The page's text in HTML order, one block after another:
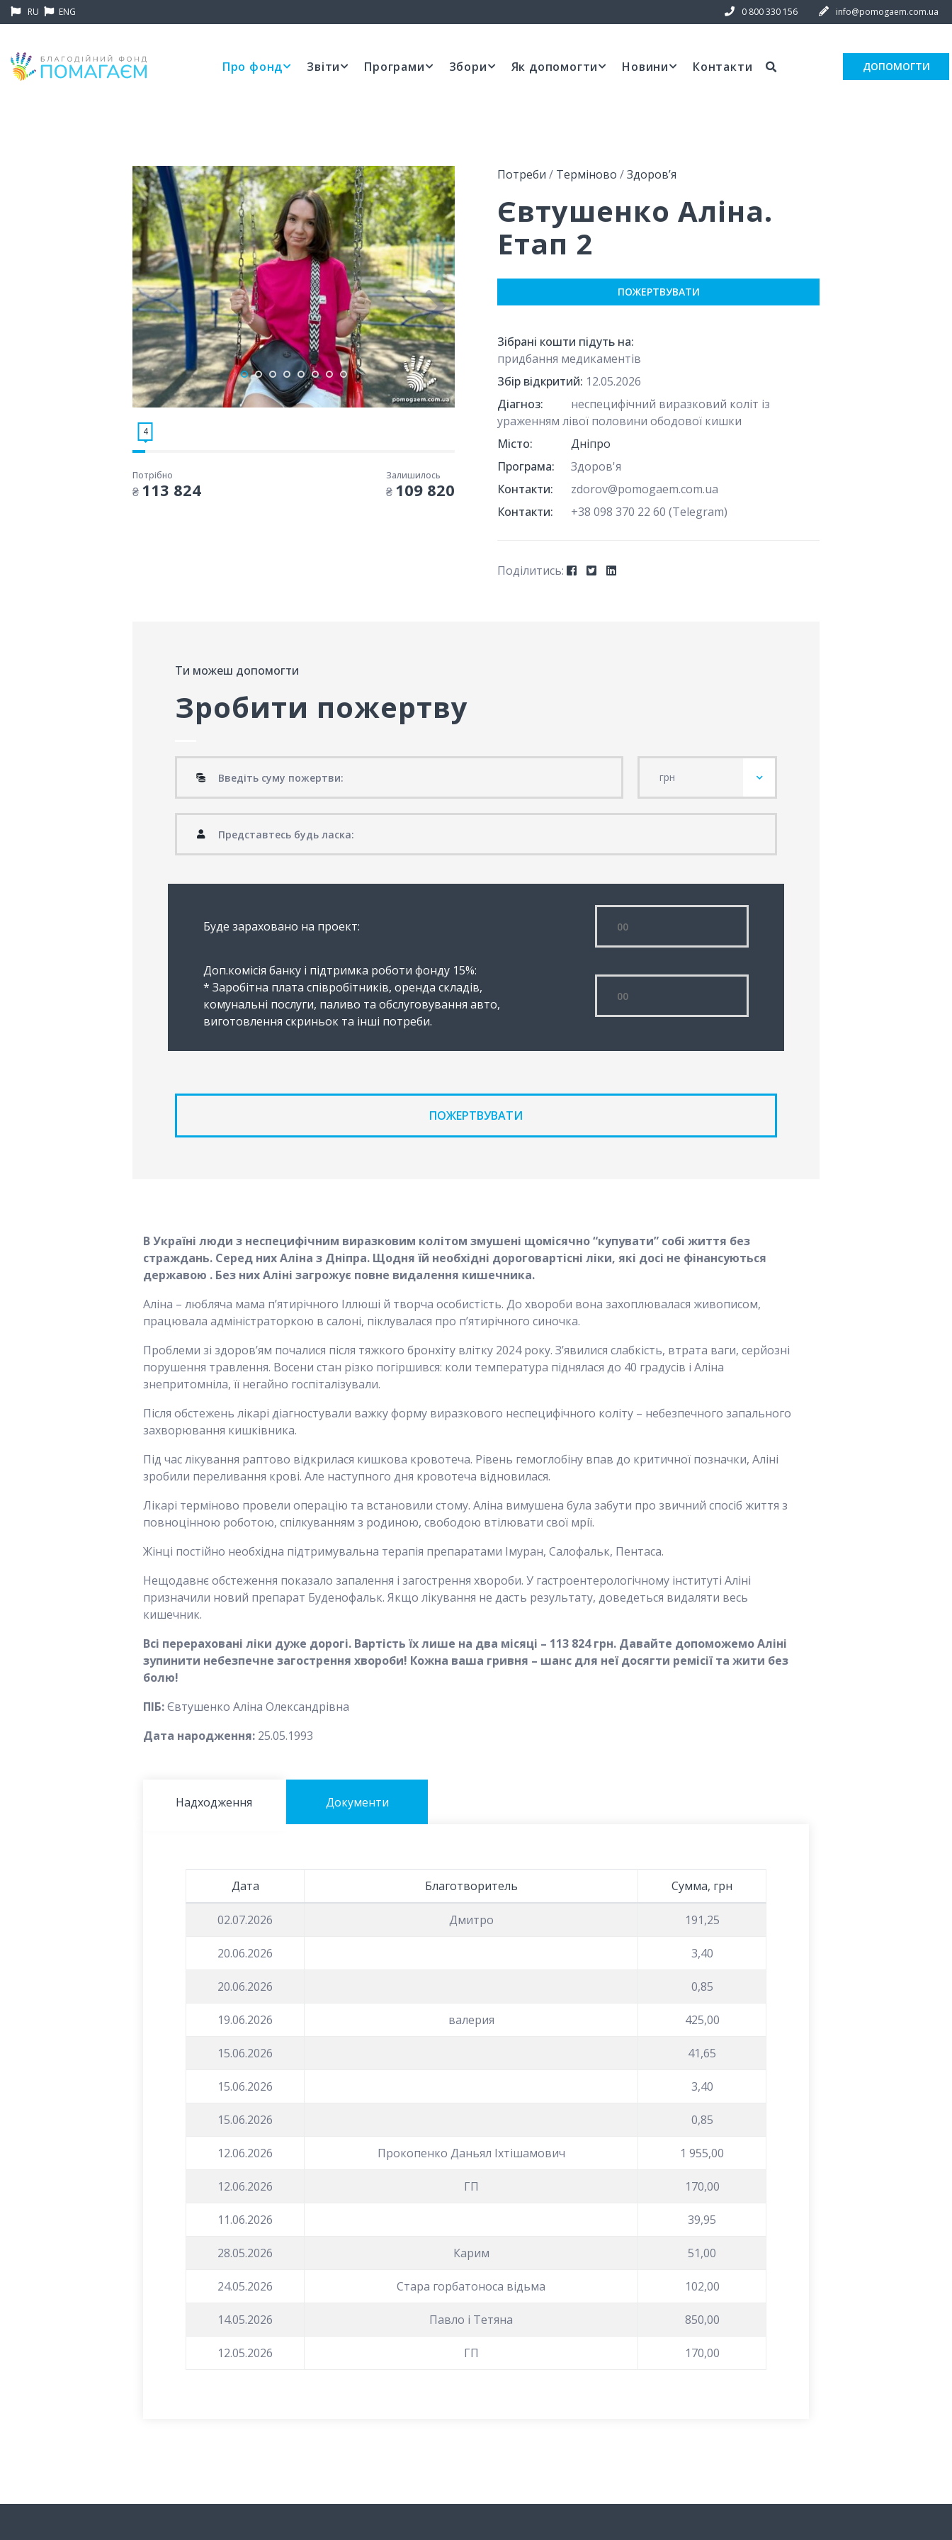
RU ENG 0 800 330 156 info@pomogaem.com.ua
Про фонд Звіти Програми Збори Як допомогти Новини Контакти ДОПОМОГТИ
4
Потрібно
₴ 113 824
Залишилось
₴ 109 820
Потреби / Терміново /Здоровʼя
Євтушенко Аліна.
Етап 2
ПОЖЕРТВУВАТИ
Зібрані кошти підуть на:
придбання медикаментів
Збір відкритий: 12.05.2026
Діагноз:
неспецифічний виразковий коліт із
ураженням лівої половини ободової кишки
Місто:
Дніпро
Програма:
Здоров'я
Контакти:
zdorov@pomogaem.com.ua
Контакти:
+38 098 370 22 60 (Telegram)
Поділитись:ㅤ
Ти можеш допомогти
Зробити пожертву
Буде зараховано на проект:
Доп.комісія банку і підтримка роботи фонду 15%:
* Заробітна плата співробітників, оренда складів,
комунальні послуги, паливо та обслуговування авто,
виготовлення скриньок та інші потреби.
ПОЖЕРТВУВАТИ
В Україні люди з неспецифічним виразковим колітом змушені щомісячно “купувати” собі життя без
страждань. Серед них Аліна з Дніпра. Щодня їй необхідні дороговартісні ліки, які досі не фінансуються
державою . Без них Аліні загрожує повне видалення кишечника.
Аліна – любляча мама п’ятирічного Іллюші й творча особистість. До хвороби вона захоплювалася живописом,
працювала адміністраторкою в салоні, піклувалася про п’ятирічного синочка.
Проблеми зі здоров’ям почалися після тяжкого бронхіту влітку 2024 року. З’явилися слабкість, втрата ваги, серйозні
порушення травлення. Восени стан різко погіршився: коли температура піднялася до 40 градусів і Аліна
знепритомніла, її негайно госпіталізували.
Після обстежень лікарі діагностували важку форму виразкового неспецифічного коліту – небезпечного запального
захворювання кишківника.
Під час лікування раптово відкрилася кишкова кровотеча. Рівень гемоглобіну впав до критичної позначки, Аліні
зробили переливання крові. Але наступного дня кровотеча відновилася.
Лікарі терміново провели операцію та встановили стому. Аліна вимушена була забути про звичний спосіб життя з
повноцінною роботою, спілкуванням з родиною, свободою втілювати свої мрії.
Жінці постійно необхідна підтримувальна терапія препаратами Імуран, Салофальк, Пентаса.
Нещодавнє обстеження показало запалення і загострення хвороби. У гастроентерологічному інституті Аліні
призначили новий препарат Буденофальк. Якщо лікування не дасть результату, доведеться видаляти весь
кишечник.
Всі перераховані ліки дуже дорогі. Вартість їх лише на два місяці – 113 824 грн. Давайте допоможемо Аліні
зупинити небезпечне загострення хвороби! Кожна ваша гривня – шанс для неї досягти ремісії та жити без
болю!
ПІБ:Євтушенко Аліна Олександрівна
Дата народження: 25.05.1993
Надходження Документи
Дата Благотворитель Сумма, грн
02.07.2026 Дмитро 191,25
20.06.2026 3,40
20.06.2026 0,85
19.06.2026 валерия 425,00
15.06.2026 41,65
15.06.2026 3,40
15.06.2026 0,85
12.06.2026 Прокопенко Даньял Іхтішамович 1 955,00
12.06.2026 ГП 170,00
11.06.2026 39,95
28.05.2026 Карим 51,00
24.05.2026 Стара горбатоноса відьма 102,00
14.05.2026 Павло і Тетяна 850,00
12.05.2026 ГП 170,00